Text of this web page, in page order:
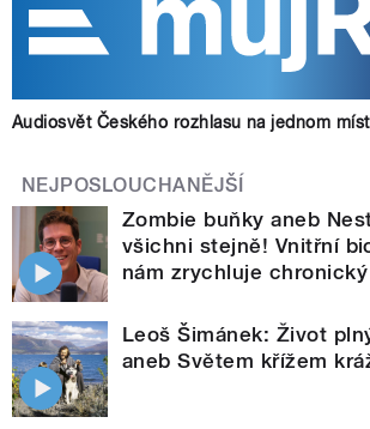
Audiosvět Českého rozhlasu na jednom
NEJPOSLOUCHANĚJŠÍ
Zombie buňky aneb
všichni stejně! Vnitřní
nám zrychluje
Leoš Šimánek: Život
aneb Světem křížem